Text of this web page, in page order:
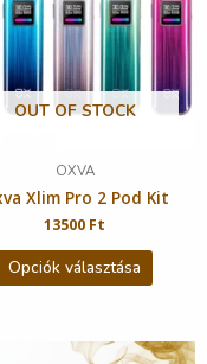
OUT OF STOCK
OXVA
Xlim Pro 2 Pod Kit
13500 Ft
Opciók választása